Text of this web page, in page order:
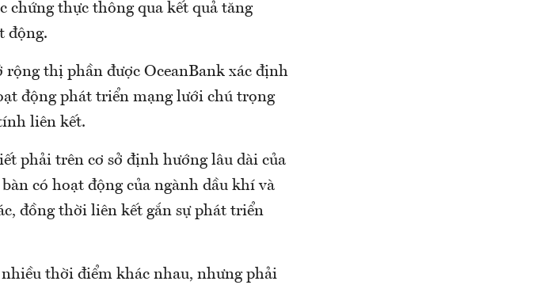
chứng thực thông qua kết quả tăng
động.
thị phần được OceanBank xác định
động phát triển mạng lưới chú trọng
liên kết.
phải trên cơ sở định hướng lâu dài của
có hoạt động của ngành dầu khí và
đồng thời liên kết gắn sự phát triển
thời điểm khác nhau, nhưng phải